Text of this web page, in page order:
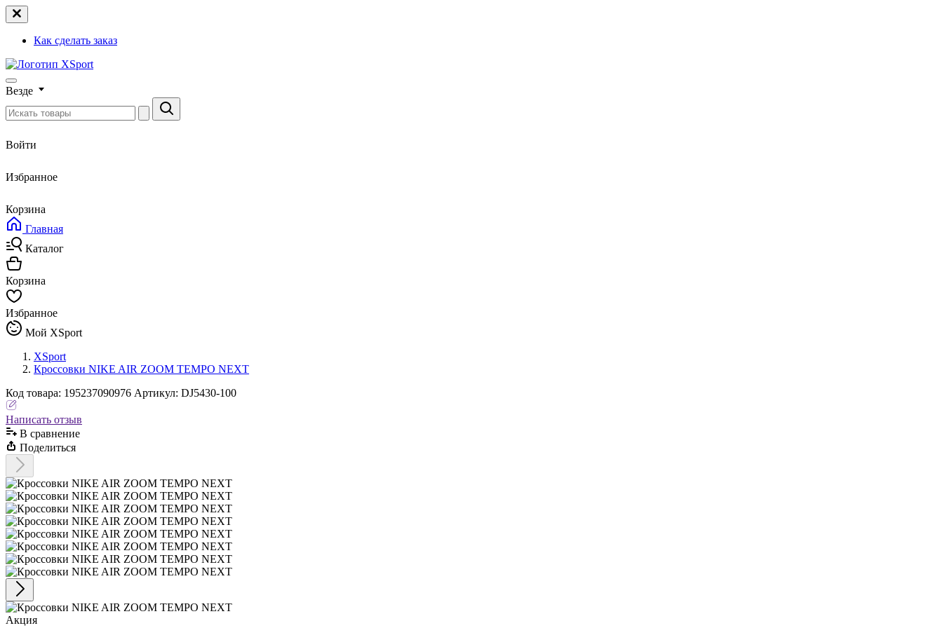
Как сделать заказ
Везде
Войти
Избранное
Корзина
Главная
Каталог
Корзина
Избранное
Мой XSport
XSport
Кроссовки NIKE AIR ZOOM TEMPO NEXT
Код товара: 195237090976 Артикул: DJ5430-100
Написать отзыв
В сравнениe
Поделиться
Акция